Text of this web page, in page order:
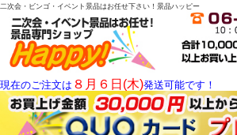
二次会・ビンゴ・イベント景品はお任せ下さい！景品ハッピー
現在のご注文は ８月６日(木)発送可能です！